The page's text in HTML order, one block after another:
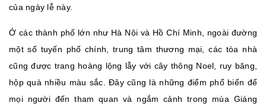
của ngày lễ này.
Ở các thành phố lớn như Hà Nội và Hồ Chí Minh, ngoài đường
một số tuyến phố chính, trung tâm thương mại, các tòa nhà
cũng được trang hoàng lộng lẫy với cây thông Noel, ruy băng,
hộp quà nhiều màu sắc. Đây cũng là những điểm phổ biến để
mọi người đến tham quan và ngắm cảnh trong mùa Giáng